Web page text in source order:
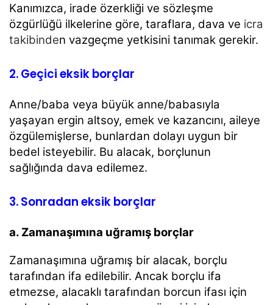
Kanımızca, irade özerkliği ve sözleşme
özgürlüğü ilkelerine göre, taraflara, dava ve icra
takibinden vazgeçme yetkisini tanımak gerekir.
2. Geçici eksik borçlar
Anne/baba veya büyük anne/babasıyla
yaşayan ergin altsoy, emek ve kazancını, aileye
özgülemişlerse, bunlardan dolayı uygun bir
bedel isteyebilir. Bu alacak, borçlunun
sağlığında dava edilemez.
3. Sonradan eksik borçlar
a. Zamanaşımına uğramış borçlar
Zamanaşımına uğramış bir alacak, borçlu
tarafından ifa edilebilir. Ancak borçlu ifa
etmezse, alacaklı tarafından borcun ifası için